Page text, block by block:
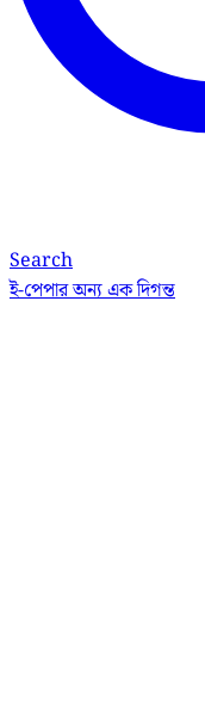
Search
ই-পেপারঅন্য এক দিগন্ত